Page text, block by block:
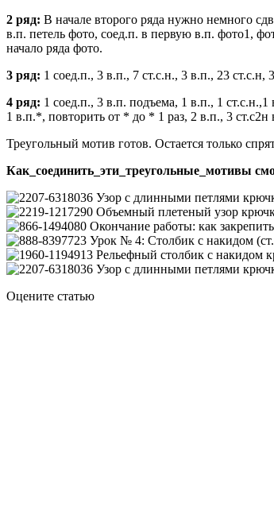
2 ряд: В начале второго ряда нужно немного
в.п. петель фото, соед.п. в первую в.п. фото1,
начало ряда фото.
3 ряд: 1 соед.п., 3 в.п., 7 ст.с.н., 3 в.п., 23 ст.с.н,
4 ряд: 1 соед.п., 3 в.п. подъема, 1 в.п., 1 ст.с.н.,1
1 в.п.*, повторить от * до * 1 раз, 2 в.п., 3 ст.с2н
Треугольный мотив готов. Остается только
Как_соединить_эти_треугольные_мотивы
Узор с длинными петлями
Объемный плетеный узор
Окончание работы: как
Урок № 4: Столбик с накидом
Рельефный столбик с накидом
Узор с длинными петлями
Оцените статью